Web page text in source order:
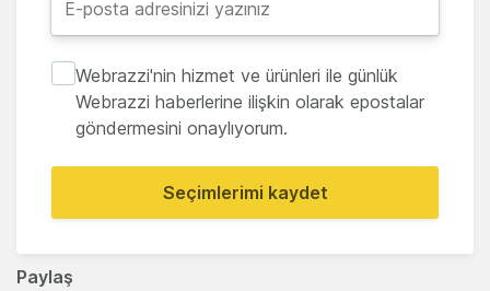
Paylaş
Webrazzi'nin hizmet ve ürünleri ile günlük
Webrazzi haberlerine ilişkin olarak epostalar
göndermesini onaylıyorum.
Seçimlerimi kaydet